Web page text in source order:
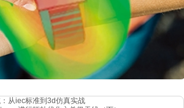
从iec标准到3d仿真实战